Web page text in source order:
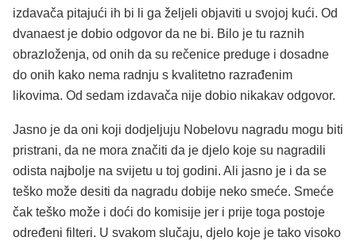
izdavača pitajući ih bi li ga željeli objaviti u svojoj kući. Od
dvanaest je dobio odgovor da ne bi. Bilo je tu raznih
obrazloženja, od onih da su rečenice preduge i dosadne
do onih kako nema radnju s kvalitetno razrađenim
likovima. Od sedam izdavača nije dobio nikakav odgovor.
Jasno je da oni koji dodjeljuju Nobelovu nagradu mogu biti
pristrani, da ne mora značiti da je djelo koje su nagradili
odista najbolje na svijetu u toj godini. Ali jasno je i da se
teško može desiti da nagradu dobije neko smeće. Smeće
čak teško može i doći do komisije jer i prije toga postoje
određeni filteri. U svakom slučaju, djelo koje je tako visoko